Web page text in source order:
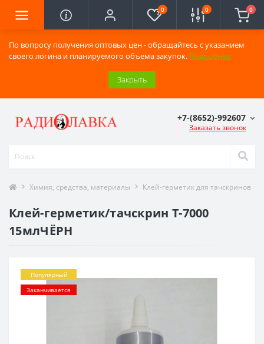
По вопросу получения оптовых цен - обращайтесь с указанием
своего логина и планируемого объема закупок. Подробнее
Закрыть
0 0 0
+7-(8652)-992607
Заказать звонок
Химия, средства, материалы Клей-герметик для тачскринов
Клей-герметик/тачскрин T-7000
15млЧЁРН
Популярный
Заканчивается